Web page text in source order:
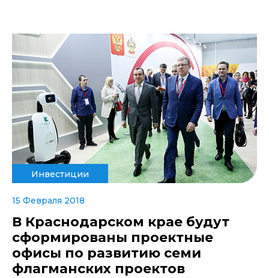
Инвестиции
15 Февраля 2018
В Краснодарском крае будут
сформированы проектные
офисы по развитию семи
флагманских проектов